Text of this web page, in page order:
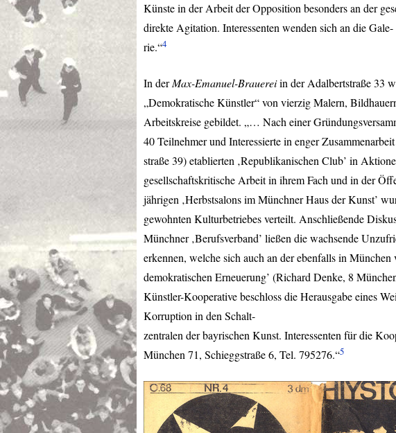
Künste in der Arbeit der Opposition besonders an der
direkte Agitation. Interessenten wenden sich an die Gale-
rie.“4
In derMax-Emanuel-Brauereiin der Adalbertstraße 33
„Demokratische Künstler“ von vierzig Malern,
Arbeitskreise gebildet. „… Nach einer
40 Teilnehmer und Interessierte in enger
straße 39) etablierten ‚Republikanischen Club’ in
gesellschaftskritische Arbeit in ihrem Fach und in der
jährigen ‚Herbstsalons im Münchner Haus der Kunst’
gewohnten Kulturbetriebes verteilt. Anschließende
Münchner ‚Berufsverband’ ließen die wachsende
erkennen, welche sich auch an der ebenfalls in
demokratischen Erneuerung’ (Richard Denke, 8
Künstler-Kooperative beschloss die Herausgabe eines
Korruption in den Schalt-
zentralen der bayrischen Kunst. Interessenten für die
München 71, Schieggstraße 6, Tel. 795276.“5